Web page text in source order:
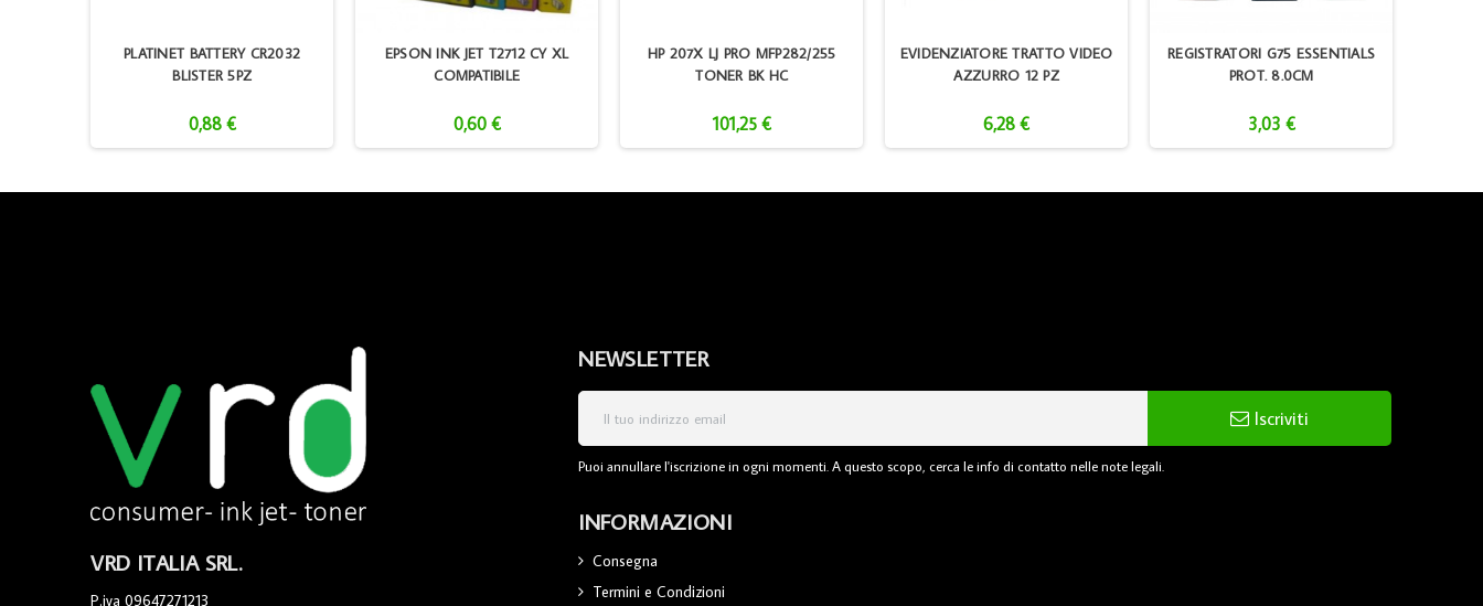
PLATINET BATTERY CR2032
BLISTER 5PZ
0,88 €
EPSON INK JET T2712 CY XL
COMPATIBILE
0,60 €
HP 207X LJ PRO MFP282/255
TONER BK HC
101,25 €
EVIDENZIATORE TRATTO VIDEO
AZZURRO 12 PZ
6,28 €
REGISTRATORI G75 ESSENTIALS
PROT. 8.0CM
3,03 €
VRD ITALIA SRL.
P.iva 09647271213
NEWSLETTER
Iscriviti
Puoi annullare l'iscrizione in ogni momenti. A questo scopo, cerca le info di contatto nelle note legali.
INFORMAZIONI
Consegna
Termini e Condizioni